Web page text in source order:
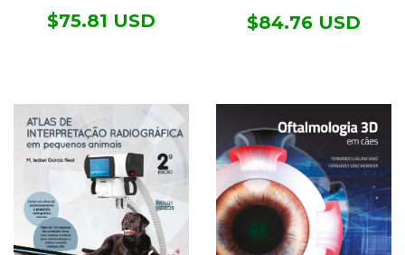
PEQUENOS ANIMAIS
3°ed.
$75.81 USD $84.76 USD